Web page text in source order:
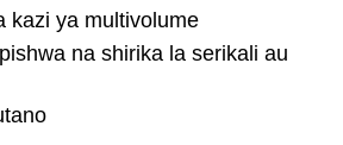
kazi ya multivolume
na shirika la serikali au